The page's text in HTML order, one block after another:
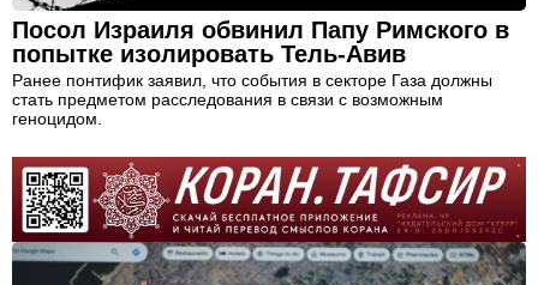
Посол Израиля обвинил Папу Римского в
попытке изолировать Тель-Авив
Ранее понтифик заявил, что события в секторе Газа должны
стать предметом расследования в связи с возможным
геноцидом.